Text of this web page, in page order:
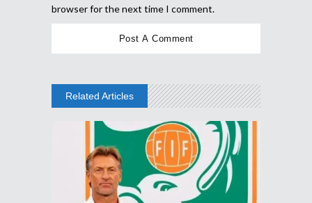
browser for the next time I comment.
Related Articles